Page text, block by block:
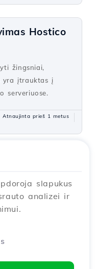
Hostico
žingsniai,
yra įtrauktas į
serveriuose.
Atnaujinta prieš 1 metus
neribotą el. pašto
talpinamais
slapukus
analizei ir